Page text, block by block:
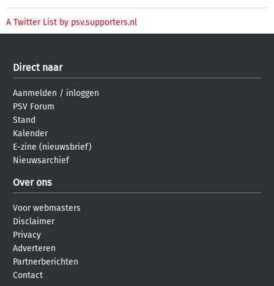
A Twitter List by psv.supporters.nl
Direct naar
Aanmelden / inloggen
PSV Forum
Stand
Kalender
E-zine (nieuwsbrief)
Nieuwsarchief
Over ons
Voor webmasters
Disclaimer
Privacy
Adverteren
Partnerberichten
Contact